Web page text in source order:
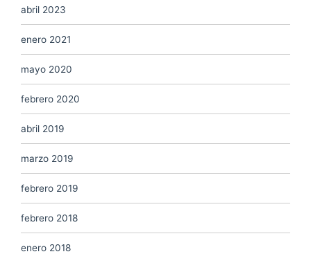
abril 2023
enero 2021
mayo 2020
febrero 2020
abril 2019
marzo 2019
febrero 2019
febrero 2018
enero 2018